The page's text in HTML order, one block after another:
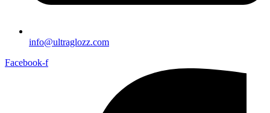
info@ultraglozz.com
Facebook-f